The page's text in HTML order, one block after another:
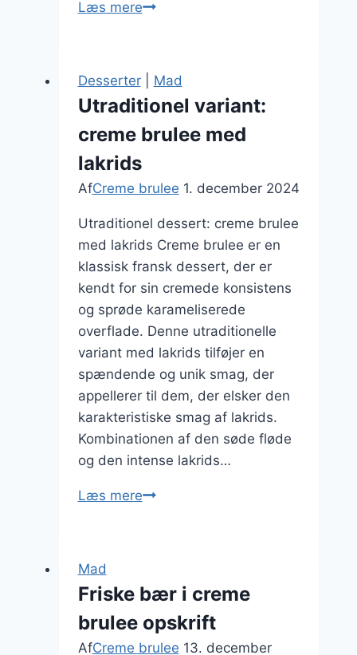
Læs mereCremet
er
fløde
i
creme
Desserter| Mad
Utraditionel variant:
creme brulee med
lakrids
AfCreme brulee 1. december 2024
Utraditionel dessert: creme brulee
med lakrids Creme brulee er en
klassisk fransk dessert, der er
kendt for sin cremede konsistens
og sprøde karameliserede
overflade. Denne utraditionelle
variant med lakrids tilføjer en
spændende og unik smag, der
appellerer til dem, der elsker den
karakteristiske smag af lakrids.
Kombinationen af den søde fløde
og den intense lakrids…
Læs mereUtraditionel
lakrids
Mad
Friske bær i creme
brulee opskrift
AfCreme brulee 13. december